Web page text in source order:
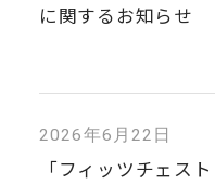
に関するお知らせ
2026年6月22日
「フィッツチェ